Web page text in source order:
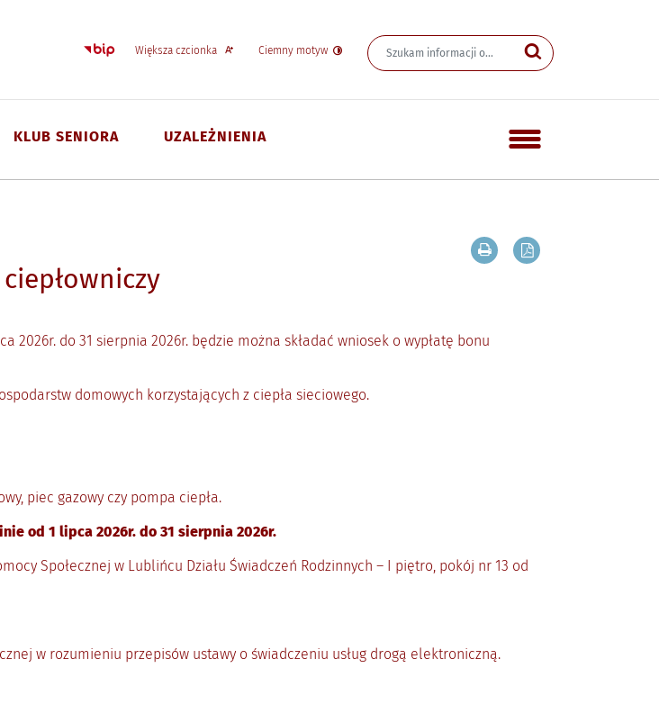
ciepłowniczyStrona główna - Biuletyn Informacji Publicznej
Większa czcionka Ciemny motyw Wyszukiwarka
Wyszukiwana fraza Szukaj
KLUB SENIORA UZALEŻNIENIA Menu dodatkowe
Drukuj zawartość
Zapisz tekst
do 31 sierpnia 2026r. będzie można składać wniosek o wypłatę bonu
domowych korzystających z ciepła sieciowego.
piec gazowy czy pompa ciepła.
od 1 lipca 2026r. do 31 sierpnia 2026r.
Społecznej w Lublińcu Działu Świadczeń Rodzinnych – I piętro, pokój nr 13 od
w rozumieniu przepisów ustawy o świadczeniu usług drogą elektroniczną.